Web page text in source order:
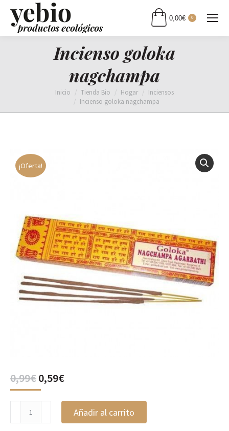
0,00€ 0
Incienso goloka
nagchampa
Inicio Tienda Bio Hogar
Inciensos
Incienso goloka nagchampa
¡Oferta!
0,99€El
precio
original
0,99€.
0,59€El
actual
es:
0,59€.
goloka
nagchampa
Añadir al carrito